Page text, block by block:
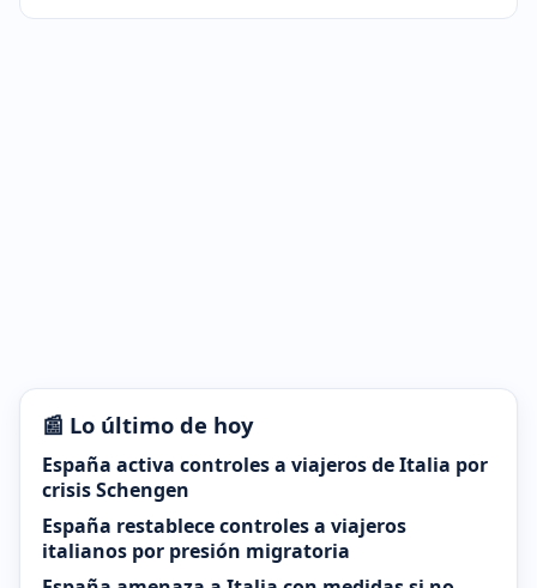
📰 Lo último de hoy
España activa controles a viajeros de Italia por
crisis Schengen
España restablece controles a viajeros
italianos por presión migratoria